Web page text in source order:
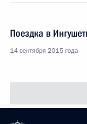
Поездка в
14 сентября 2015 года